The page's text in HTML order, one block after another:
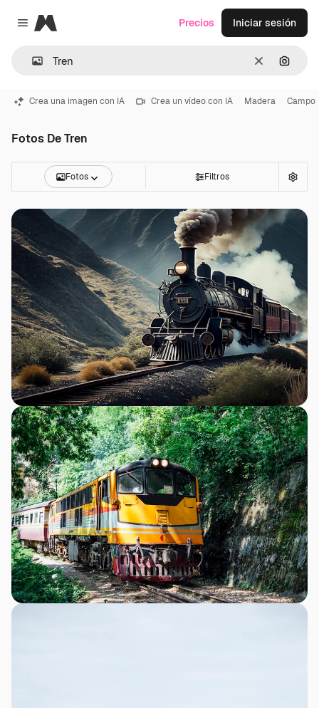
Close menu
Magnific
Borrar
Precios Iniciar sesión
Crea una imagen con IA Crea un vídeo con IA Madera Campo
Fotos De Tren
Fotos Filtros